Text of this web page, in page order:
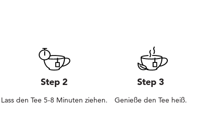
Step 2
Lass den Tee 5-8 Minuten ziehen.
Step 3
Genieße den Tee heiß.